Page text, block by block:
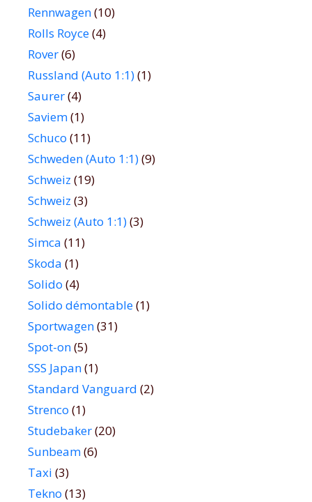
Rennwagen(10)
Rolls Royce(4)
Rover(6)
Russland (Auto 1:1)(1)
Saurer(4)
Saviem(1)
Schuco (11)
Schweden (Auto 1:1)(9)
Schweiz (19)
Schweiz (3)
Schweiz (Auto 1:1)(3)
Simca (11)
Skoda (1)
Solido (4)
Solido démontable(1)
Sportwagen(31)
Spot-on(5)
SSS Japan(1)
Standard Vanguard (2)
Strenco (1)
Studebaker(20)
Sunbeam(6)
Taxi (3)
Tekno (13)